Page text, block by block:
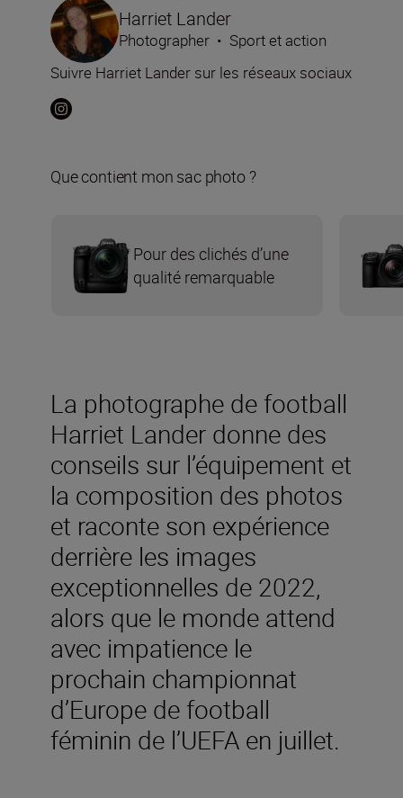
La photographe de football
Harriet Lander donne des
conseils sur l’équipement et
la composition des photos
et raconte son expérience
derrière les images
exceptionnelles de 2022,
alors que le monde attend
avec impatience le
prochain championnat
d’Europe de football
féminin de l’UEFA en juillet.
Harriet Lander
Photographer • Sport et action
Suivre Harriet Lander sur les réseaux sociaux
Que contient mon sac photo ?
Pour des clichés d’une
qualité remarquable